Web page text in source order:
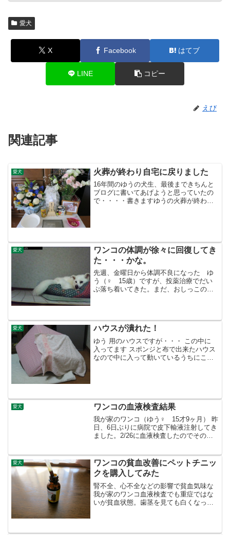
愛犬
X Facebook はてブ
LINE コピー
えび
関連記事
愛犬 火葬が終わり自宅に戻りました
16年間のゆうの犬生、最後まできちんと
ブログに書いてあげようと思っていたの
で・・・・書きますゆうの火葬が終わり
愛犬
ワンコの体調が徐々に回復してき
た・・・かな。
先週、金曜日から体調不良になった ゆ
う（♀ 15歳）ですが、投薬治療でだい
ぶ落ち着いてきた。まだ、おしっこの
そうな顔してるけど、昨日...
愛犬 ハウスが潰れた！
ゆう 用のハウスですが・・・ この中に
入ってます スポンジと布で出来たハウス
なので中に入って動いているうちにこん
愛犬 ワンコの血液検査結果
我が家のワンコ（ゆう♀ 15才9ヶ月） 昨
日、6日ぶりに病院で皮下輸液注射してき
ました。2/26に血液検査したのでその結
BUNとCREが良くなっている。良くなっ
た...
愛犬
ワンコの貧血改善にペットチニッ
クを購入してみた
腎不全、心不全などの影響で貧血気味な
我が家のワンコ血液検査でも重症ではな
いが貧血状態。歯茎を見ても白くなって